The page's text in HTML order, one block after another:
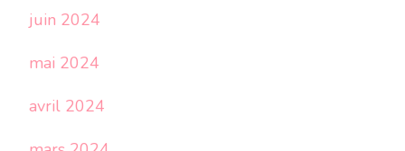
juin 2024
mai 2024
avril 2024